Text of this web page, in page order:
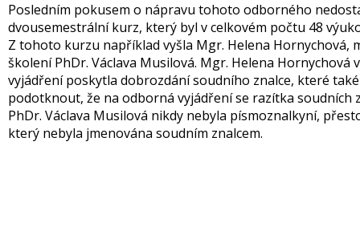
Posledním pokusem o nápravu tohoto odborného
dvousemestrální kurz, který byl v celkovém počtu 48
Z tohoto kurzu například vyšla Mgr. Helena Hornychová,
školení PhDr. Václava Musilová. Mgr. Helena
vyjádření poskytla dobrozdání soudního znalce, které
podotknout, že na odborná vyjádření se razítka soudních
PhDr. Václava Musilová nikdy nebyla písmoznalkyní,
který nebyla jmenována soudním znalcem.